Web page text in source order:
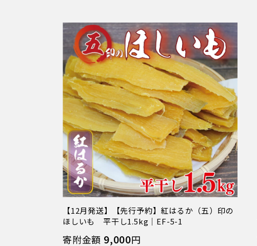
【12月発送】【先行予約】紅はるか（五）印の
ほしいも 平干し1.5kg｜EF-5-1
寄附金額 9,000円